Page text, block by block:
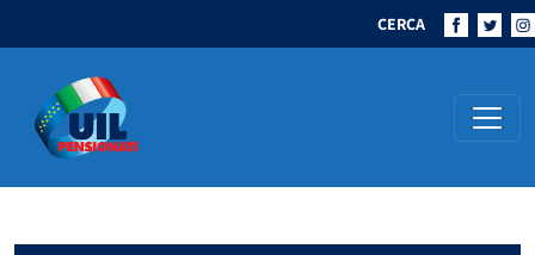
CERCA
Navigazione principale